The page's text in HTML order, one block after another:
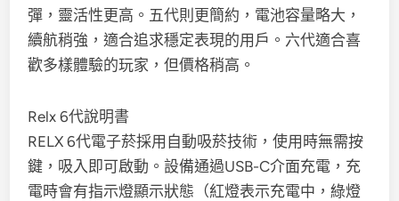
彈，靈活性更高。五代則更簡約，電池容量略大，
續航稍強，適合追求穩定表現的用戶。六代適合喜
歡多樣體驗的玩家，但價格稍高。
Relx 6代說明書
RELX 6代電子菸採用自動吸菸技術，使用時無需按
鍵，吸入即可啟動。設備通過USB-C介面充電，充
電時會有指示燈顯示狀態（紅燈表示充電中，綠燈